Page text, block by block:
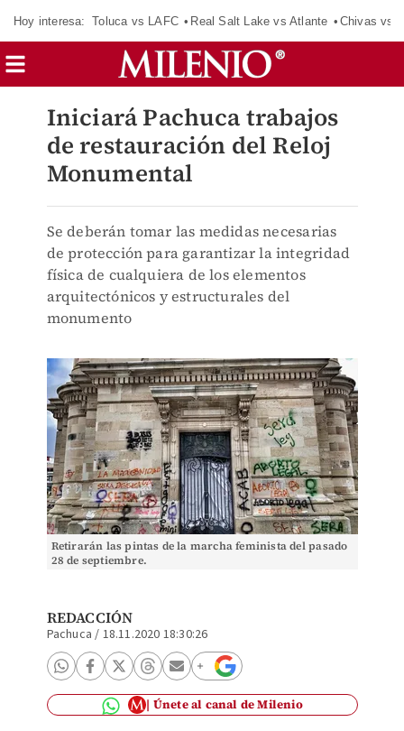
Hoy interesa: Toluca vs LAFC Real Salt Lake vs Atlante Chivas vs
Iniciará Pachuca trabajos
de restauración del Reloj
Monumental
Se deberán tomar las medidas necesarias
de protección para garantizar la integridad
física de cualquiera de los elementos
arquitectónicos y estructurales del
monumento
Retirarán las pintas de la marcha feminista del pasado
28 de septiembre.
REDACCIÓN
Pachuca / 18.11.2020 18:30:26
Únete al canal de Milenio